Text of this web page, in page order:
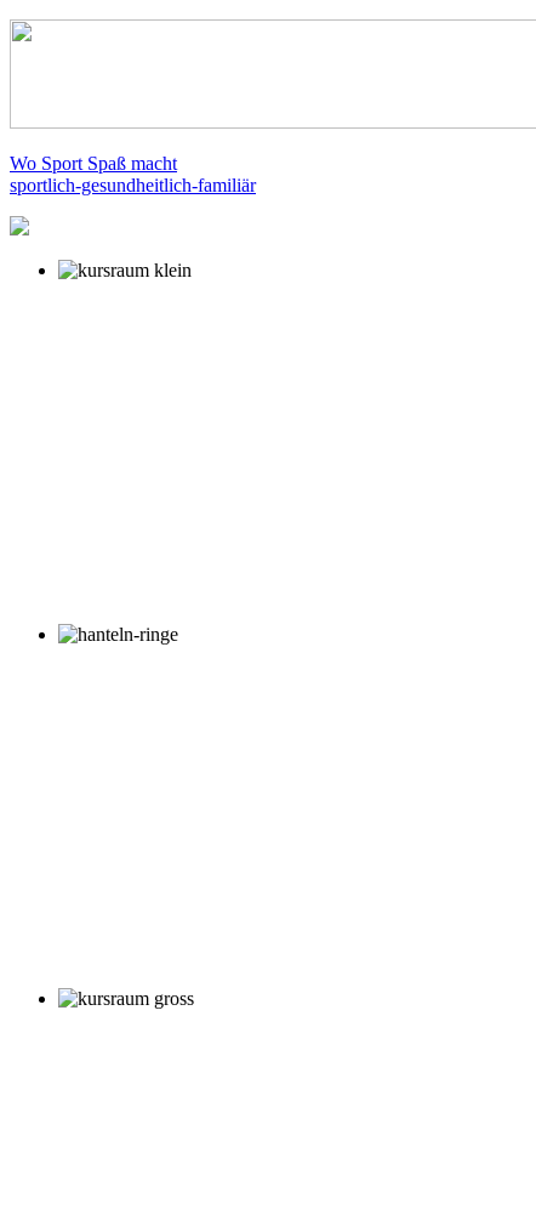
Wo Sport Spaß macht
sportlich-gesundheitlich-familiär